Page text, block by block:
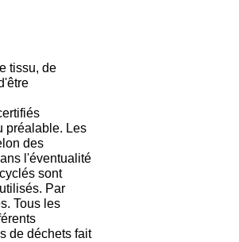
tissu, de
préalable. Les
des
l'éventualité
sont
Par
Tous les
de déchets fait